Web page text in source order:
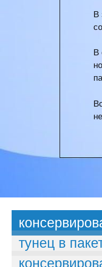
В
В
тунец в